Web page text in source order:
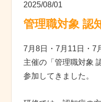
2025/08/01
管理職対象 認
7月8日・7月11日・7
主催の「管理職対象
参加してきました。